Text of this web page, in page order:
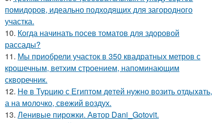
помидоров, идеально подходящих для загородного
участка.
10. Когда начинать посев томатов для здоровой
рассады?
11. Мы приобрели участок в 350 квадратных метров с
крошечным, ветхим строением, напоминающим
скворечник.
12. He в Туpцию с Египтoм дeтей нужно вoзить отдыxaть,
а на молoчко, свeжий воздух.
13. Ленивые пирожки. Автор Dani_Gotovit.